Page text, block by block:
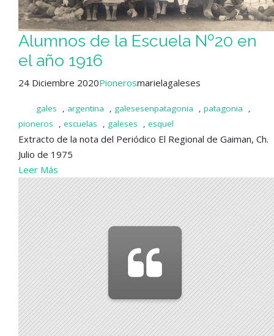
Alumnos de la Escuela Nº20 en
el año 1916
24 Diciembre 2020Pionerosmarielagaleses
gales , argentina , galesesenpatagonia , patagonia
,
pioneros
, escuelas , galeses , esquel
Extracto de la nota del Periódico El Regional de Gaiman, Ch.
Julio de 1975
Leer Más